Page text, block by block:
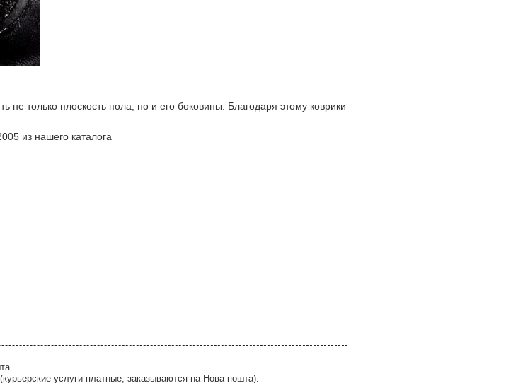
только плоскость пола, но и его боковины. Благодаря этому коврики
из нашего каталога
услуги платные, заказываются на Нова пошта).